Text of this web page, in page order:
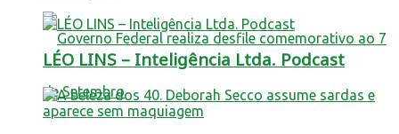
LÉO LINS – Inteligência Ltda. Podcast